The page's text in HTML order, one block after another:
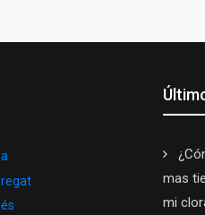
mas
mi